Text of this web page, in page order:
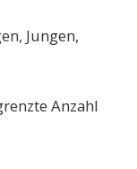
Jungen,
Anzahl